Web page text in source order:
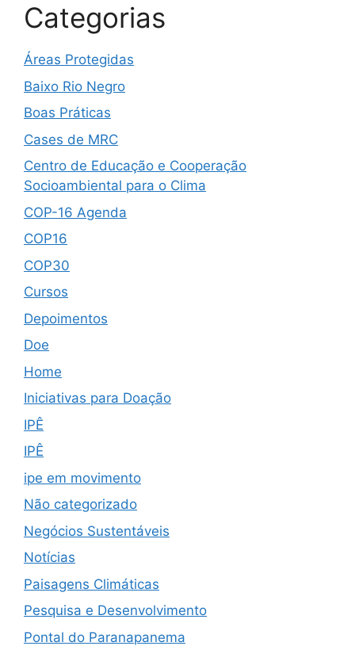
Categorias
Áreas Protegidas
Baixo Rio Negro
Boas Práticas
Cases de MRC
Centro de Educação e Cooperação
Socioambiental para o Clima
COP-16 Agenda
COP16
COP30
Cursos
Depoimentos
Doe
Home
Iniciativas para Doação
IPÊ
IPÊ
ipe em movimento
Não categorizado
Negócios Sustentáveis
Notícias
Paisagens Climáticas
Pesquisa e Desenvolvimento
Pontal do Paranapanema